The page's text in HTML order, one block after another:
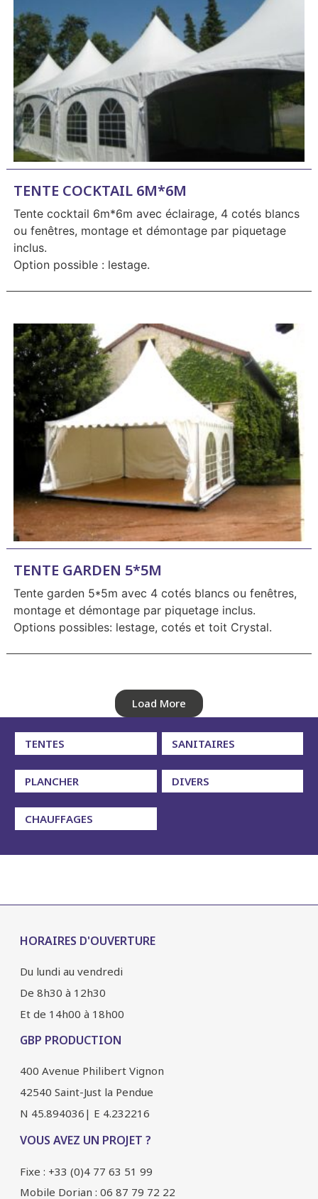
TENTES SANITAIRES
PLANCHER DIVERS
CHAUFFAGES
TENTE COCKTAIL 6M*6M
Tente cocktail 6m*6m avec éclairage, 4 cotés blancs
ou fenêtres, montage et démontage par piquetage
inclus.
Option possible : lestage.
TENTE GARDEN 5*5M
Tente garden 5*5m avec 4 cotés blancs ou fenêtres,
montage et démontage par piquetage inclus.
Options possibles: lestage, cotés et toit Crystal.
Load More
HORAIRES D'OUVERTURE
Du lundi au vendredi
De 8h30 à 12h30
Et de 14h00 à 18h00
GBP PRODUCTION
400 Avenue Philibert Vignon
42540 Saint-Just la Pendue
N 45.894036| E 4.232216
VOUS AVEZ UN PROJET ?
Fixe : +33 (0)4 77 63 51 99
Mobile Dorian : 06 87 79 72 22